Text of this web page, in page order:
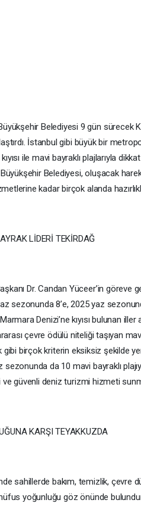
Belediyesi 9 gün sürecek
İstanbul gibi büyük bir
ile mavi bayraklı plajlarıyla
Belediyesi, oluşacak
kadar birçok alanda
LİDERİ TEKİRDAĞ
Dr. Candan Yüceer’in
sezonunda 8’e, 2025 yaz
Denizi’ne kıyısı bulunan
çevre ödülü niteliği taşıyan
gibi birçok kriterin eksiksiz şekilde
da 10 mavi bayraklı
güvenli deniz turizmi hizmeti
KARŞI TEYAKKUZDA
sahillerde bakım, temizlik, çevre
yoğunluğu göz önünde